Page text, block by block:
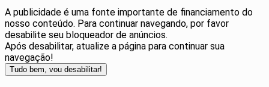
A publicidade é uma fonte importante de financiamento do
nosso conteúdo. Para continuar navegando, por favor
desabilite seu bloqueador de anúncios.
Após desabilitar, atualize a página para continuar sua
navegação!
Tudo bem, vou desabilitar!